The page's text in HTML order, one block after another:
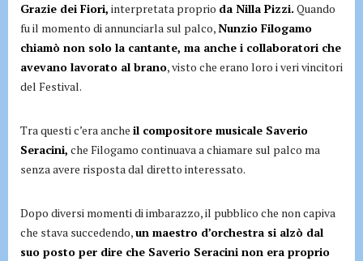
Grazie dei Fiori, interpretata proprio da Nilla Pizzi. Quando
fu il momento di annunciarla sul palco,Nunzio Filogamo
chiamò non solo la cantante, ma anche i collaboratori che
avevano lavorato al brano, visto che erano loro i veri vincitori
del Festival.
Tra questi c’era anche il compositore musicale Saverio
Seracini, che Filogamo continuava a chiamare sul palco ma
senza avere risposta dal diretto interessato.
Dopo diversi momenti di imbarazzo, il pubblico che non capiva
che stava succedendo,un maestro d’orchestra si alzò dal
suo posto per dire che Saverio Seracini non era proprio